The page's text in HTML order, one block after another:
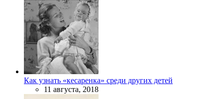
Как узнать «кесаренка» среди других детей
11 августа, 2018